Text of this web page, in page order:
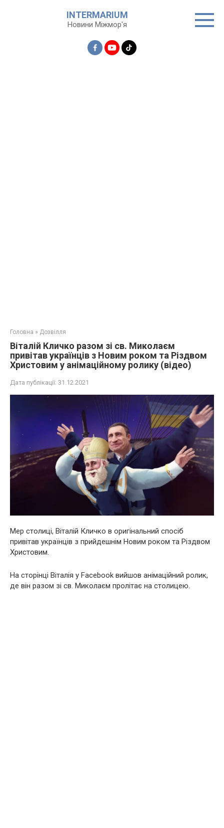
INTERMARIUM
Новини Міжмор'я
Головна » Дозвілля
Віталій Кличко разом зі св. Миколаєм
привітав українців з Новим роком та Різдвом
Христовим у анімаційному ролику (відео)
Дата публікації: 31.12.2021
Мер столиці, Віталій Кличко в оригінальний спосіб
привітав українців з прийдешнім Новим роком та Різдвом
Христовим.
На сторінці Віталія у Facebook вийшов анімаційний ролик,
де він разом зі св. Миколаєм пролітає на столицею.